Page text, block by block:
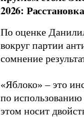
2026:
По оценке
вокруг партии
сомнение
«Яблоко» – это
по
этом носит